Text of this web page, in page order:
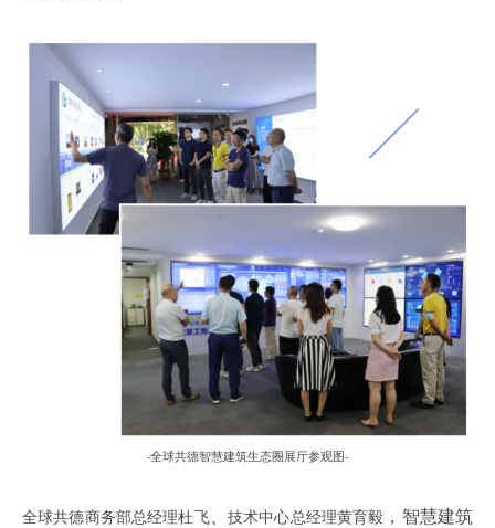
-全球共德智慧建筑生态圈展厅参观图-
全球共德商务部总经理杜飞、 技术中心总经理黄育毅 ，智慧建筑